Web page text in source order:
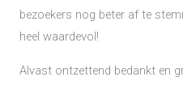
bezoekers nog beter af te
heel waardevol!
Alvast ontzettend bedankt en